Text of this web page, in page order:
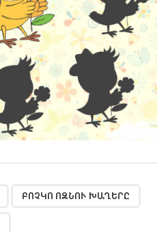
ԲՈՉԿՈ ՈԶՆՈՒ ԽԱՂԵՐԸ